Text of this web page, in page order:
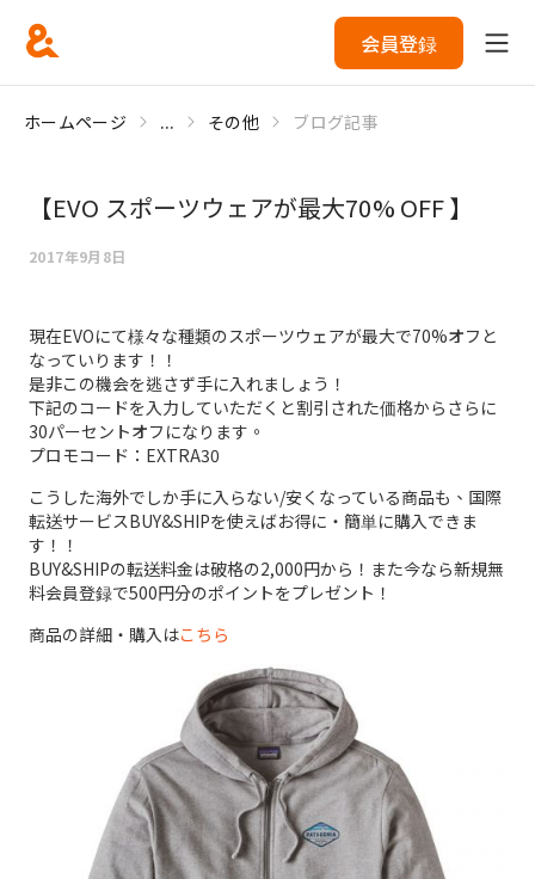
会員登録
ホームページ ... その他 ブログ記事
【EVO スポーツウェアが最大70% OFF 】
2017年9月8日
現在EVOにて様々な種類のスポーツウェアが最大で70%オフと
なっていります！！
是非この機会を逃さず手に入れましょう！
下記のコードを入力していただくと割引された価格からさらに
30パーセントオフになります。
プロモコード：EXTRA30
こうした海外でしか手に入らない/安くなっている商品も、国際
転送サービスBUY&SHIPを使えばお得に・簡単に購入できま
す！！
BUY&SHIPの転送料金は破格の2,000円から！また今なら新規無
料会員登録で500円分のポイントをプレゼント！
商品の詳細・購入はこちら